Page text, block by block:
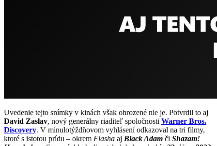
Uvedenie tejto snímky v kinách však ohrozené nie je. Potvrdil to aj
David Zaslav, nový generálny riaditeľ spoločnosti Warner Bros.
Discovery. V minulotýždňovom vyhlásení odkazoval na tri filmy,
ktoré s istotou prídu – okrem Flasha aj Black Adam či Shazam!